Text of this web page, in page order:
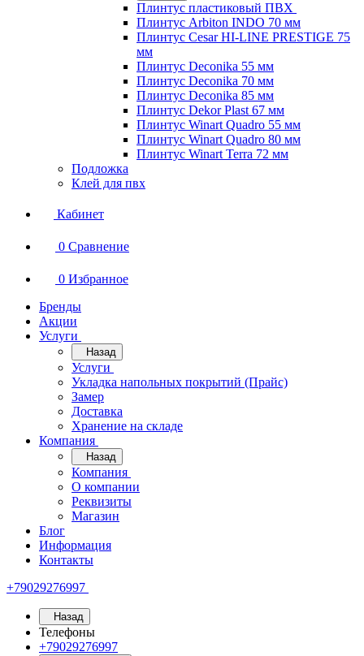
Плинтус пластиковый ПВХ
Плинтус Arbiton INDO 70 мм
Плинтус Cesar HI-LINE PRESTIGE 75
мм
Плинтус Deconika 55 мм
Плинтус Deconika 70 мм
Плинтус Deconika 85 мм
Плинтус Dekor Plast 67 мм
Плинтус Winart Quadro 55 мм
Плинтус Winart Quadro 80 мм
Плинтус Winart Terra 72 мм
Подложка
Клей для пвх
Кабинет
0 Сравнение
0 Избранное
Бренды
Акции
Услуги
Назад
Услуги
Укладка напольных покрытий (Прайс)
Замер
Доставка
Хранение на складе
Компания
Назад
Компания
О компании
Реквизиты
Магазин
Блог
Информация
Контакты
+79029276997
Назад
Телефоны
+79029276997